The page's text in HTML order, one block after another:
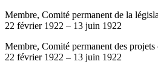
Membre, Comité permanent de la
22 février 1922 – 13 juin 1922
Membre, Comité permanent des
22 février 1922 – 13 juin 1922